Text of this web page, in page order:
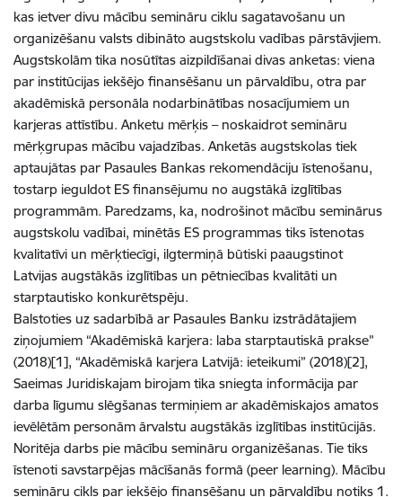
kas ietver divu mācību semināru ciklu sagatavošanu un
organizēšanu valsts dibināto augstskolu vadības pārstāvjiem.
Augstskolām tika nosūtītas aizpildīšanai divas anketas: viena
par institūcijas iekšējo finansēšanu un pārvaldību, otra par
akadēmiskā personāla nodarbinātības nosacījumiem un
karjeras attīstību. Anketu mērķis – noskaidrot semināru
mērķgrupas mācību vajadzības. Anketās augstskolas tiek
aptaujātas par Pasaules Bankas rekomendāciju īstenošanu,
tostarp ieguldot ES finansējumu no augstākā izglītības
programmām. Paredzams, ka, nodrošinot mācību seminārus
augstskolu vadībai, minētās ES programmas tiks īstenotas
kvalitatīvi un mērķtiecīgi, ilgtermiņā būtiski paaugstinot
Latvijas augstākās izglītības un pētniecības kvalitāti un
starptautisko konkurētspēju.
Balstoties uz sadarbībā ar Pasaules Banku izstrādātajiem
ziņojumiem “Akadēmiskā karjera: laba starptautiskā prakse”
(2018)[1], “Akadēmiskā karjera Latvijā: ieteikumi” (2018)[2],
Saeimas Juridiskajam birojam tika sniegta informācija par
darba līgumu slēgšanas termiņiem ar akadēmiskajos amatos
ievēlētām personām ārvalstu augstākās izglītības institūcijās.
Noritēja darbs pie mācību semināru organizēšanas. Tie tiks
īstenoti savstarpējas mācīšanās formā (peer learning). Mācību
semināru cikls par iekšējo finansēšanu un pārvaldību notiks 1.